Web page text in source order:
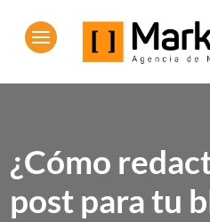
¿Cómo
post para tu